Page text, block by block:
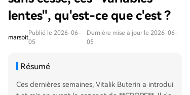
lentes", qu'est-ce que c'est ?
marsbit
Publié le 2026-06-
05
Dernière mise à jour le 2026-06-
05
Résumé
Ces dernières semaines, Vitalik Buterin a introdui